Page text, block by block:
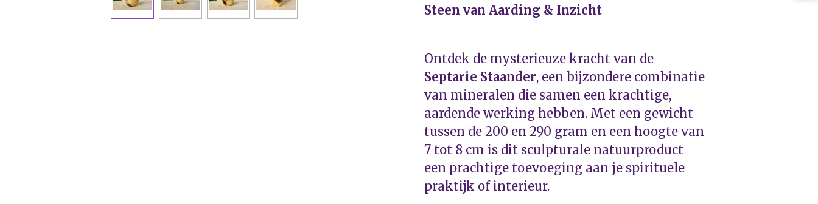
Steen van Aarding & Inzicht
Ontdek de mysterieuze kracht van de
Septarie Staander, een bijzondere combinatie
van mineralen die samen een krachtige,
aardende werking hebben. Met een gewicht
tussen de 200 en 290 gram en een hoogte van
7 tot 8 cm is dit sculpturale natuurproduct
een prachtige toevoeging aan je spirituele
praktijk of interieur.